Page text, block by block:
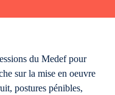
du Medef pour
sur la mise en oeuvre
postures pénibles,